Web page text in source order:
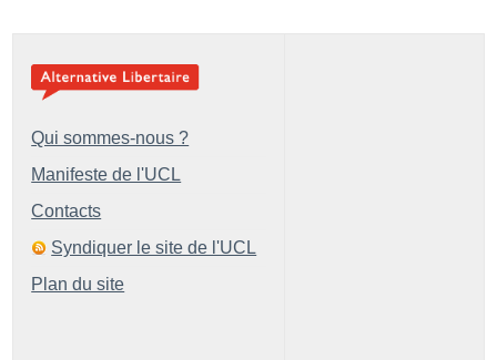
Qui sommes-nous ?
Manifeste de l'UCL
Contacts
Syndiquer le site de l'UCL
Plan du site